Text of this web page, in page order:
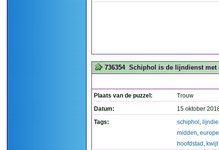
736354 Schiphol is de lijndienst met
Plaats van de puzzel:
Trouw
Datum:
15 oktober
Tags:
schiphol ,
midden,
hoofdstad , kwijt